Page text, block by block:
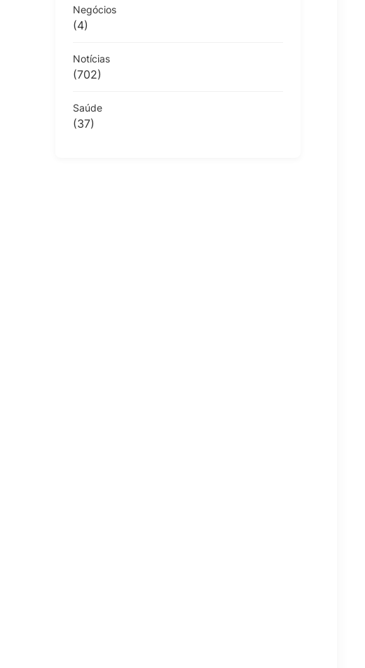
Negócios
(4)
Notícias
(702)
Saúde
(37)